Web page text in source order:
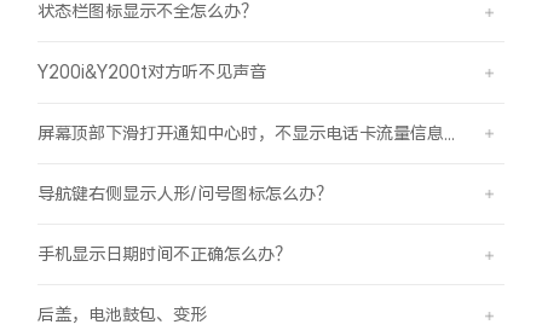
状态栏图标显示不全怎么办？
Y200i&Y200t对方听不见声音
导航键右侧显示人形/问号图标怎么办？
手机显示日期时间不正确怎么办？
后盖，电池鼓包、变形